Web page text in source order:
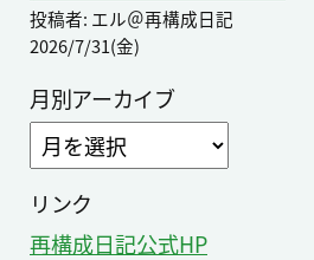
投稿者: エル＠再構成日記
2026/7/31(金)
月別アーカイブ
ア
ー
カ
イ
リンク
再構成日記公式HP